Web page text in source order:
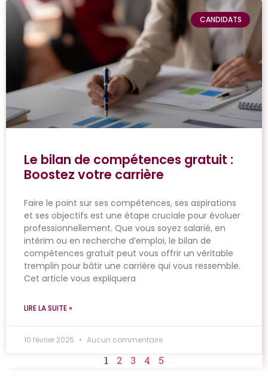
CANDIDATS
Le bilan de compétences gratuit :
Boostez votre carrière
Faire le point sur ses compétences, ses aspirations
et ses objectifs est une étape cruciale pour évoluer
professionnellement. Que vous soyez salarié, en
intérim ou en recherche d’emploi, le bilan de
compétences gratuit peut vous offrir un véritable
tremplin pour bâtir une carrière qui vous ressemble.
Cet article vous expliquera
LIRE LA SUITE »
10 février 2025 Aucun commentaire
1 2 3 4 5